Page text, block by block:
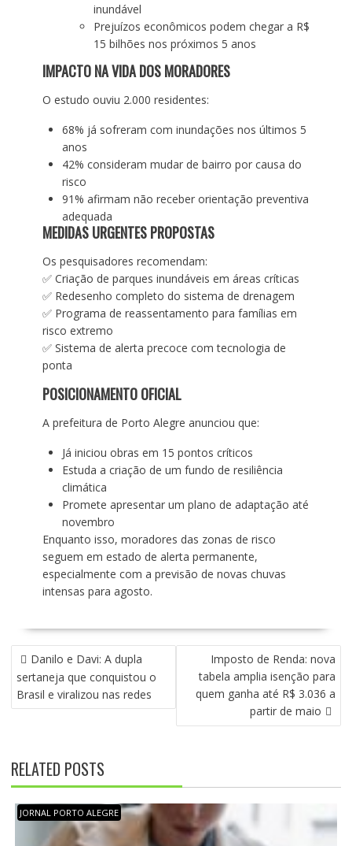
inundável
Prejuízos econômicos podem chegar a R$
15 bilhões nos próximos 5 anos
IMPACTO NA VIDA DOS MORADORES
O estudo ouviu 2.000 residentes:
68% já sofreram com inundações nos últimos 5
anos
42% consideram mudar de bairro por causa do
risco
91% afirmam não receber orientação preventiva
adequada
MEDIDAS URGENTES PROPOSTAS
Os pesquisadores recomendam:
✅ Criação de parques inundáveis em áreas críticas
✅ Redesenho completo do sistema de drenagem
✅ Programa de reassentamento para famílias em
risco extremo
✅ Sistema de alerta precoce com tecnologia de
ponta
POSICIONAMENTO OFICIAL
A prefeitura de Porto Alegre anunciou que:
Já iniciou obras em 15 pontos críticos
Estuda a criação de um fundo de resiliência
climática
Promete apresentar um plano de adaptação até
novembro
Enquanto isso, moradores das zonas de risco
seguem em estado de alerta permanente,
especialmente com a previsão de novas chuvas
intensas para agosto.
N
A
V
E
Ç
Ã
O
D
Danilo e Davi: A dupla
sertaneja que conquistou o
Brasil e viralizou nas redes
Imposto de Renda: nova
tabela amplia isenção para
quem ganha até R$ 3.036 a
partir de maio
RELATED POSTS
JORNAL PORTO ALEGRE